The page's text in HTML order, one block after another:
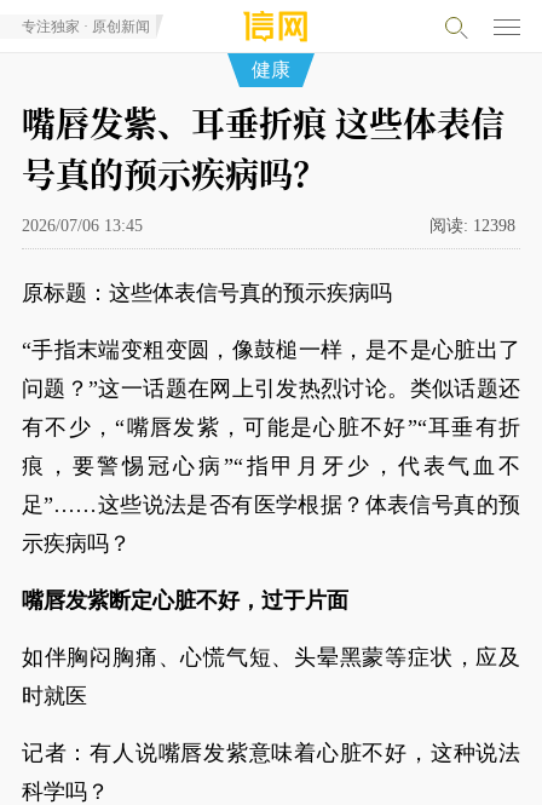
专注独家 · 原创新闻
健康
嘴唇发紫、耳垂折痕 这些体表信
号真的预示疾病吗？
2026/07/06 13:45 阅读: 12398
原标题：这些体表信号真的预示疾病吗
“手指末端变粗变圆，像鼓槌一样，是不是心脏出了
问题？”这一话题在网上引发热烈讨论。类似话题还
有不少，“嘴唇发紫，可能是心脏不好”“耳垂有折
痕，要警惕冠心病”“指甲月牙少，代表气血不
足”……这些说法是否有医学根据？体表信号真的预
示疾病吗？
嘴唇发紫断定心脏不好，过于片面
如伴胸闷胸痛、心慌气短、头晕黑蒙等症状，应及
时就医
记者：有人说嘴唇发紫意味着心脏不好，这种说法
科学吗？